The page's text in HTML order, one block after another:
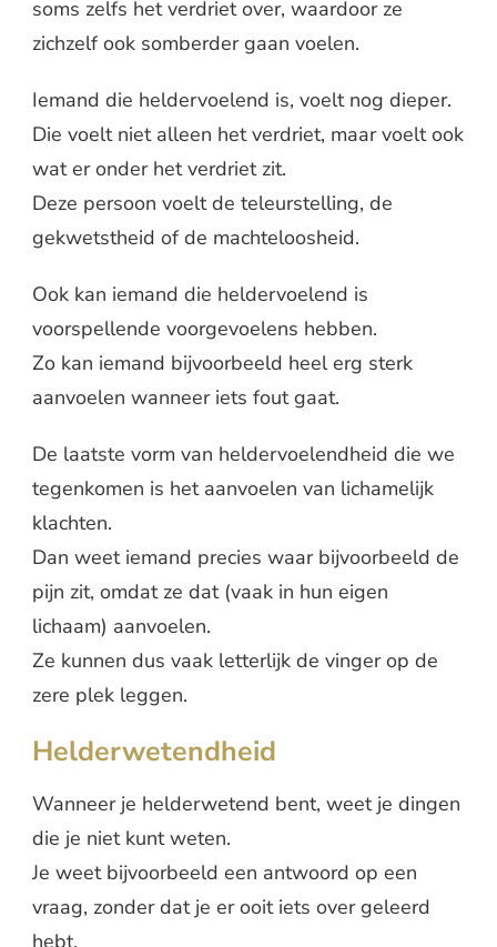
soms zelfs het verdriet over, waardoor ze
zichzelf ook somberder gaan voelen.
Iemand die heldervoelend is, voelt nog dieper.
Die voelt niet alleen het verdriet, maar voelt ook
wat er onder het verdriet zit.
Deze persoon voelt de teleurstelling, de
gekwetstheid of de machteloosheid.
Ook kan iemand die heldervoelend is
voorspellende voorgevoelens hebben.
Zo kan iemand bijvoorbeeld heel erg sterk
aanvoelen wanneer iets fout gaat.
De laatste vorm van heldervoelendheid die we
tegenkomen is het aanvoelen van lichamelijk
klachten.
Dan weet iemand precies waar bijvoorbeeld de
pijn zit, omdat ze dat (vaak in hun eigen
lichaam) aanvoelen.
Ze kunnen dus vaak letterlijk de vinger op de
zere plek leggen.
Helderwetendheid
Wanneer je helderwetend bent, weet je dingen
die je niet kunt weten.
Je weet bijvoorbeeld een antwoord op een
vraag, zonder dat je er ooit iets over geleerd
hebt.